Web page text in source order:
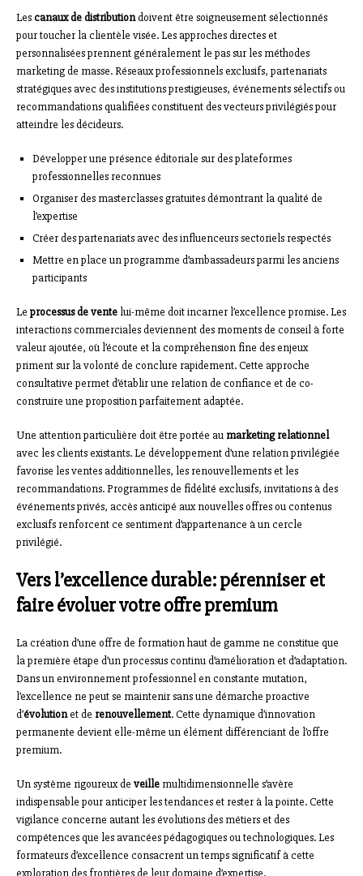
Lescanaux de distributiondoivent être soigneusement sélectionnés
pour toucher la clientèle visée. Les approches directes et
personnalisées prennent généralement le pas sur les méthodes
marketing de masse. Réseaux professionnels exclusifs, partenariats
stratégiques avec des institutions prestigieuses, événements sélectifs ou
recommandations qualifiées constituent des vecteurs privilégiés pour
atteindre les décideurs.
Développer une présence éditoriale sur des plateformes
professionnelles reconnues
Organiser des masterclasses gratuites démontrant la qualité de
l’expertise
Créer des partenariats avec des influenceurs sectoriels respectés
Mettre en place un programme d’ambassadeurs parmi les anciens
participants
Le processus de vente lui-même doit incarner l’excellence promise. Les
interactions commerciales deviennent des moments de conseil à forte
valeur ajoutée, où l’écoute et la compréhension fine des enjeux
priment sur la volonté de conclure rapidement. Cette approche
consultative permet d’établir une relation de confiance et de co-
construire une proposition parfaitement adaptée.
Une attention particulière doit être portée au marketing relationnel
avec les clients existants. Le développement d’une relation privilégiée
favorise les ventes additionnelles, les renouvellements et les
recommandations. Programmes de fidélité exclusifs, invitations à des
événements privés, accès anticipé aux nouvelles offres ou contenus
exclusifs renforcent ce sentiment d’appartenance à un cercle
privilégié.
Vers l’excellence durable: pérenniser et
faire évoluer votre offre premium
La création d’une offre de formation haut de gamme ne constitue que
la première étape d’un processus continu d’amélioration et d’adaptation.
Dans un environnement professionnel en constante mutation,
l’excellence ne peut se maintenir sans une démarche proactive
d’évolutionet de renouvellement. Cette dynamique d’innovation
permanente devient elle-même un élément différenciant de l’offre
premium.
Un système rigoureux de veille multidimensionnelle s’avère
indispensable pour anticiper les tendances et rester à la pointe. Cette
vigilance concerne autant les évolutions des métiers et des
compétences que les avancées pédagogiques ou technologiques. Les
formateurs d’excellence consacrent un temps significatif à cette
exploration des frontières de leur domaine d’expertise.